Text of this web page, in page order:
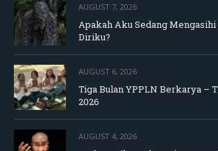
AUGUST 7, 2026
Apakah Aku Sedang
Diriku?
AUGUST 6, 2026
Tiga Bulan YPPLN Berkarya –
2026
AUGUST 4, 2026